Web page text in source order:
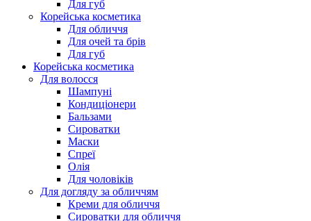
Для губ
Корейська косметика
Для обличчя
Для очей та брів
Для губ
Корейська косметика
Для волосся
Шампуні
Кондиціонери
Бальзами
Сироватки
Маски
Спреї
Олія
Для чоловіків
Для догляду за обличчям
Креми для обличчя
Сироватки для обличчя